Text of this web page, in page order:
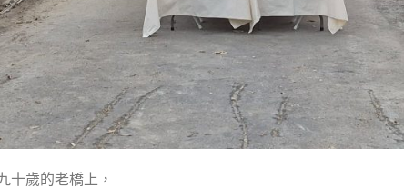
十歲的老橋上，